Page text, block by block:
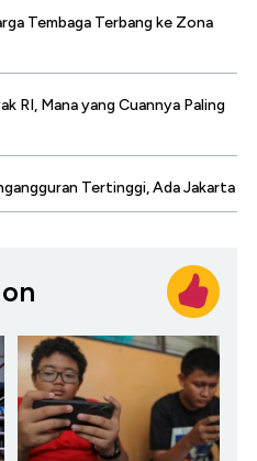
Tembaga Terbang ke Zona
RI, Mana yang Cuannya Paling
Tertinggi, Ada Jakarta